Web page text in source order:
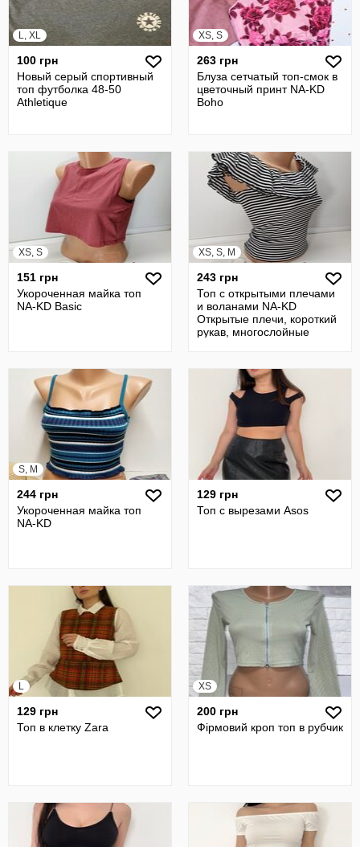
L, XL
100 грн
Новый серый спортивный
топ футболка 48-50
Аthletique
XS, S
263 грн
Блуза сетчатый топ-смок в
цветочный принт NA-KD
Boho
XS, S
151 грн
Укороченная майка топ
NA-KD Basic
XS, S, M
243 грн
Топ с открытыми плечами
и воланами NA-KD
Открытые плечи, короткий
рукав, многослойные
S, M
244 грн
Укороченная майка топ
NA-KD
129 грн
Топ с вырезами Asos
L
129 грн
Топ в клетку Zara
XS
200 грн
Фірмовий кроп топ в рубчик